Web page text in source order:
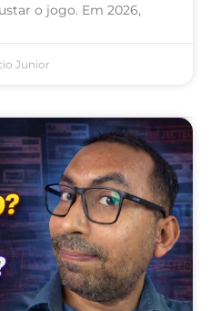
o jogo. Em 2026,
Junior